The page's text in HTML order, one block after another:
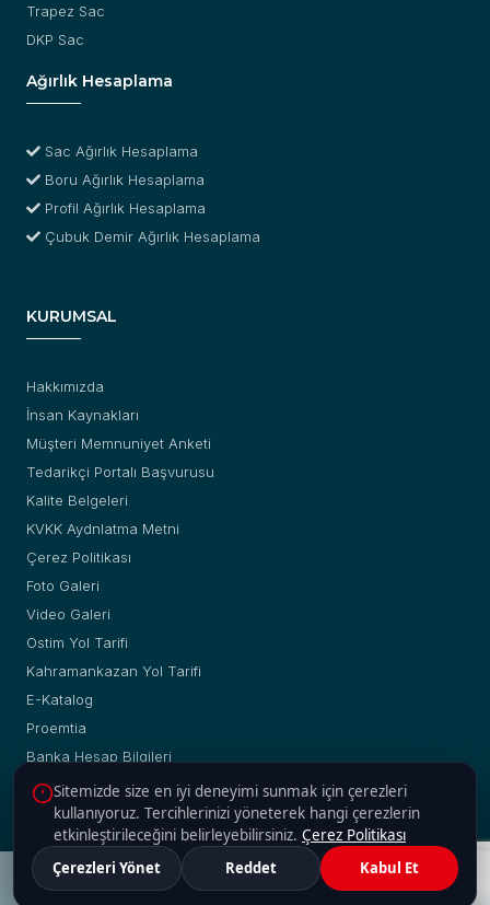
Trapez Sac
DKP Sac
Ağırlık Hesaplama
Sac Ağırlık Hesaplama
Boru Ağırlık Hesaplama
Profil Ağırlık Hesaplama
Çubuk Demir Ağırlık Hesaplama
KURUMSAL
Hakkımızda
İnsan Kaynakları
Müşteri Memnuniyet Anketi
Tedarikçi Portalı Başvurusu
Kalite Belgeleri
KVKK Aydnlatma Metni
Çerez Politikası
Foto Galeri
Video Galeri
Ostim Yol Tarifi
Kahramankazan Yol Tarifi
E-Katalog
Proemtia
Banka Hesap Bilgileri
© Copyright 2019 - 2026 | Yakup Yılmaz Boru Profil A.Ş. |
Web :
Sitemizde size en iyi deneyimi sunmak için çerezleri
kullanıyoruz. Tercihlerinizi yöneterek hangi çerezlerin
etkinleştirileceğini belirleyebilirsiniz. Çerez Politikası
Çerezleri Yönet
Reddet Kabul Et